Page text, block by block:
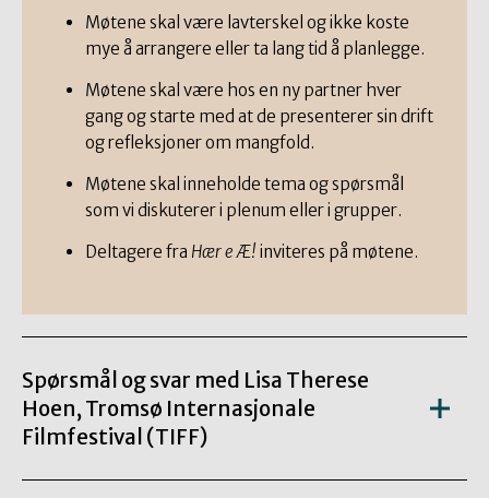
Møtene skal være lavterskel og ikke koste
mye å arrangere eller ta lang tid å planlegge.
Møtene skal være hos en ny partner hver
gang og starte med at de presenterer sin drift
og refleksjoner om mangfold.
Møtene skal inneholde tema og spørsmål
som vi diskuterer i plenum eller i grupper.
Deltagere fra Hær e Æ! inviteres på møtene.
Spørsmål og svar med Lisa Therese
Hoen, Tromsø Internasjonale
Filmfestival (TIFF)